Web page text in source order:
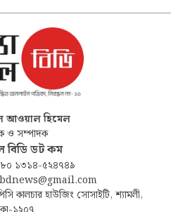
আওয়াল হিমেল
ও সম্পাদক
বিডি ডট কম
১৩১৪-৫২৪৭৪৯
কালচার হাউজিং সোসাইটি, শ্যামলী,